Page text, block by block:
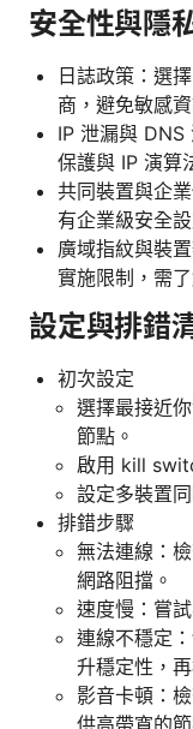
安全性與隱
日誌政策：選
商，避免敏感
IP 泄漏與 DNS
保護與 IP 演算
共同裝置與企
有企業級安全
廣域指紋與裝
實施限制，需
設定與排錯
初次設定
選擇最接近
節點。
啟用 kill
設定多裝置
排錯步驟
無法連線：
網路阻擋。
速度慢：嘗
連線不穩定
升穩定性，
影音卡頓：
供高帶寬的節